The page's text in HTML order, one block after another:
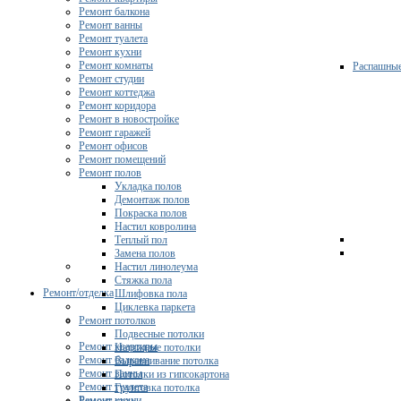
Ремонт/отделка
Ремонт квартиры
Ремонт балкона
Ремонт ванны
Ремонт туалета
Ремонт балкона
Ремонт ванны
Ремонт туалета
Ремонт кухни
Ремонт комнаты
Ремонт студии
Ремонт коттеджа
Ремонт коридора
Ремонт в новостройке
Ремонт гаражей
Ремонт офисов
Ремонт помещений
Ремонт полов
Укладка полов
Демонтаж полов
Покраска полов
Настил ковролина
Теплый пол
Замена полов
Настил линолеума
Стяжка пола
Шлифовка пола
Циклевка паркета
Ремонт потолков
Подвесные потолки
Натяжные потолки
Выравнивание потолка
Потолки из гипсокартона
Грунтовка потолка